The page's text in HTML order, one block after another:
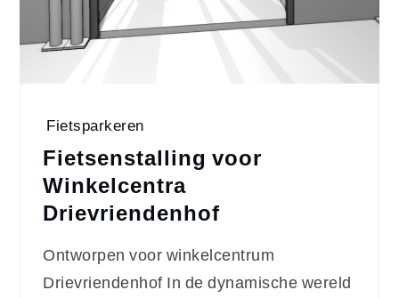
Fietsparkeren
Fietsenstalling voor
Winkelcentra
Drievriendenhof
Ontworpen voor winkelcentrum
Drievriendenhof In de dynamische wereld